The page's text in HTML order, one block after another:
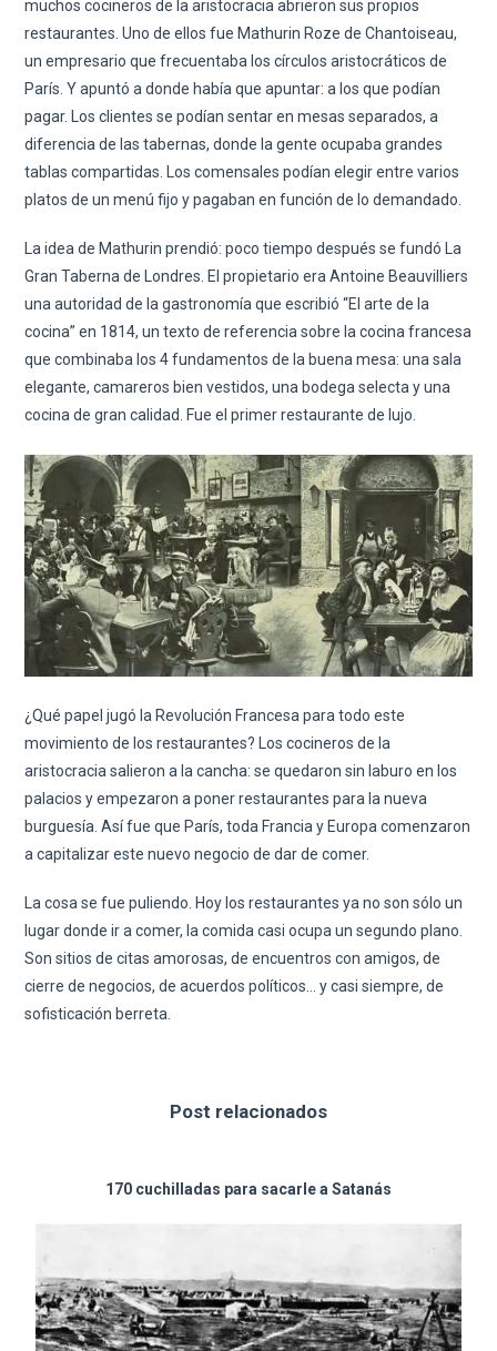
muchos cocineros de la aristocracia abrieron sus propios
restaurantes. Uno de ellos fue Mathurin Roze de Chantoiseau,
un empresario que frecuentaba los círculos aristocráticos de
París. Y apuntó a donde había que apuntar: a los que podían
pagar. Los clientes se podían sentar en mesas separados, a
diferencia de las tabernas, donde la gente ocupaba grandes
tablas compartidas. Los comensales podían elegir entre varios
platos de un menú fijo y pagaban en función de lo demandado.
La idea de Mathurin prendió: poco tiempo después se fundó La
Gran Taberna de Londres. El propietario era Antoine Beauvilliers
una autoridad de la gastronomía que escribió “El arte de la
cocina” en 1814, un texto de referencia sobre la cocina francesa
que combinaba los 4 fundamentos de la buena mesa: una sala
elegante, camareros bien vestidos, una bodega selecta y una
cocina de gran calidad. Fue el primer restaurante de lujo.
¿Qué papel jugó la Revolución Francesa para todo este
movimiento de los restaurantes? Los cocineros de la
aristocracia salieron a la cancha: se quedaron sin laburo en los
palacios y empezaron a poner restaurantes para la nueva
burguesía. Así fue que París, toda Francia y Europa comenzaron
a capitalizar este nuevo negocio de dar de comer.
La cosa se fue puliendo. Hoy los restaurantes ya no son sólo un
lugar donde ir a comer, la comida casi ocupa un segundo plano.
Son sitios de citas amorosas, de encuentros con amigos, de
cierre de negocios, de acuerdos políticos… y casi siempre, de
sofisticación berreta.
Post relacionados
170 cuchilladas para sacarle a Satanás